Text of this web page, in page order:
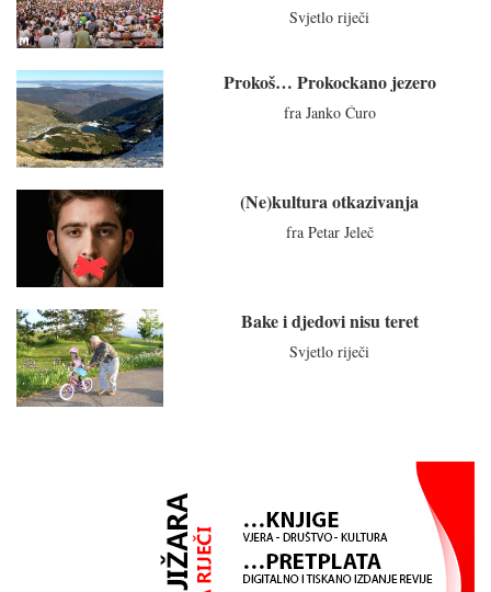
Svjetlo riječi
Prokoš… Prokockano jezero
fra Janko Ćuro
(Ne)kultura otkazivanja
fra Petar Jeleč
Bake i djedovi nisu teret
Svjetlo riječi